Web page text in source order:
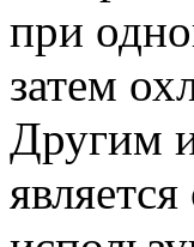
при
затем
Другим